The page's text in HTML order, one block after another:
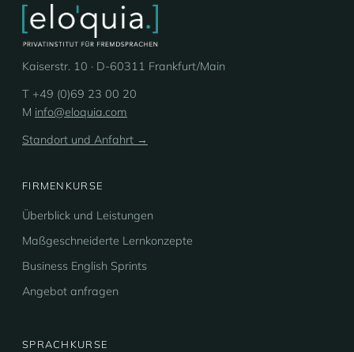
Kaiserstr. 10 · D-60311 Frankfurt/Main
T +49 (0)69 23 00 20
M info@eloquia.com
Standort und Anfahrt →
FIRMENKURSE
Überblick und Leistungen
Maßgeschneiderte Lernkonzepte
Business English Sprints
Angebot anfragen
SPRACHKURSE